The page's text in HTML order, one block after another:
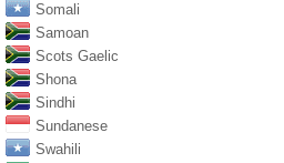
Somali
Samoan
Scots Gaelic
Shona
Sindhi
Sundanese
Swahili